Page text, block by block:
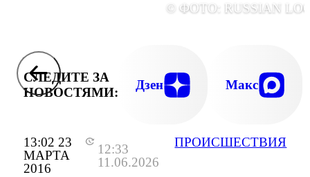
13:02 23
МАРТА
2016
12:33
11.06.2026
ПРОИСШЕСТВИЯ
© ФОТО: RUSSIAN
СЛЕДИТЕ ЗА
НОВОСТЯМИ:
Дзен Макс